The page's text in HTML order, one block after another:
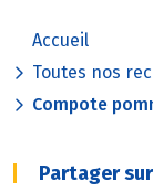
Accueil
Toutes nos
Compote
Partager sur